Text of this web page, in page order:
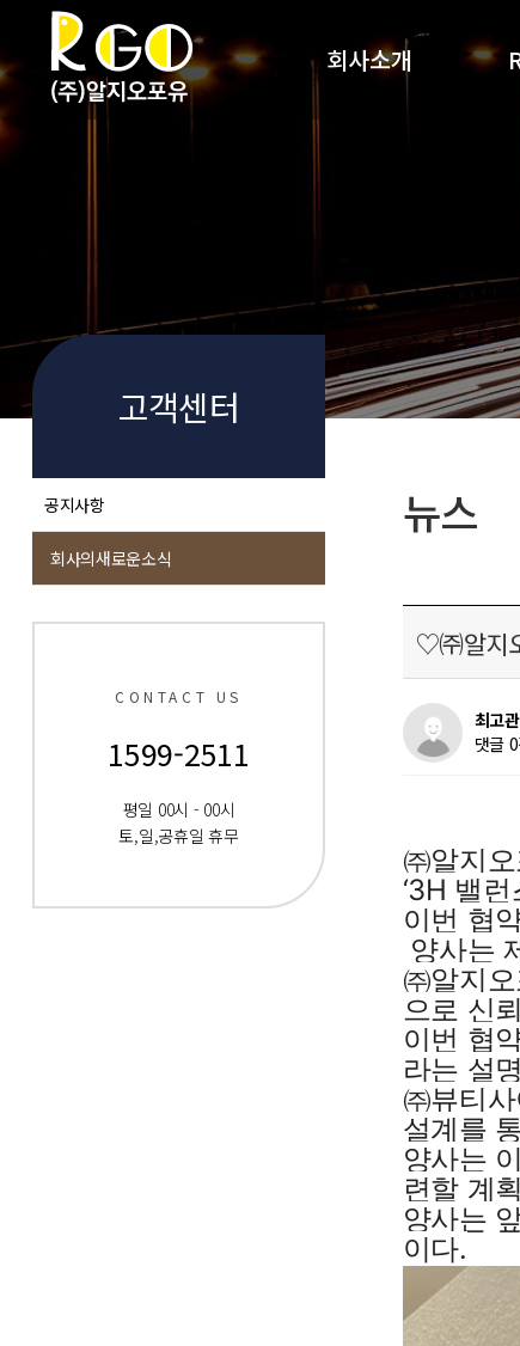
회사소개
고객센터
공지사항
회사의새로운소식
CONTACT US
1599-2511
평일 00시 - 00시
토,일,공휴일 휴무
뉴스
♡㈜알지
최고
댓글
㈜알지
‘3H 밸
이번 협
양사는
㈜알지
으로 신
이번 협
라는 설
㈜뷰티
설계를
양사는
련할 계
양사는
이다.